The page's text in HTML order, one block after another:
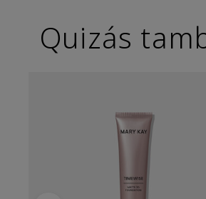
Quizás